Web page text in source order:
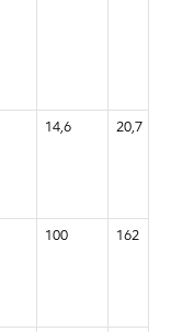
14,6 20,7
100 162